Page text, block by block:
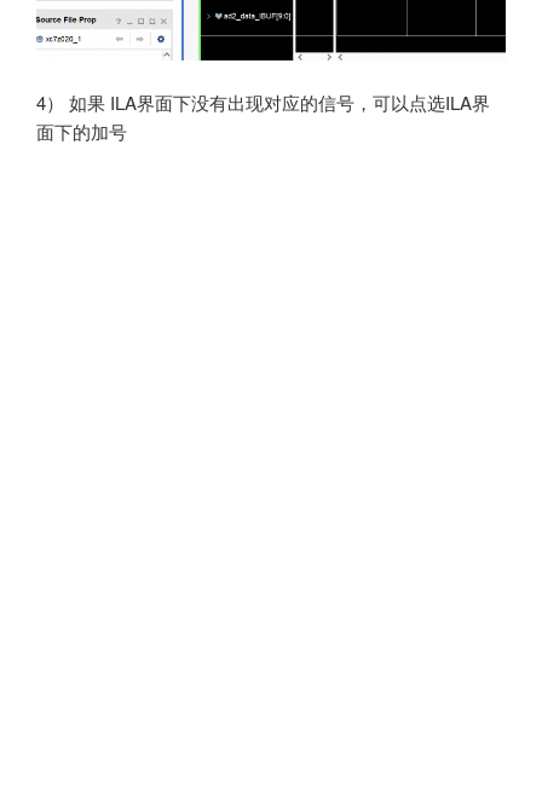
4） 如果 ILA界面下没有出现对应的信号，可以点选ILA界
面下的加号